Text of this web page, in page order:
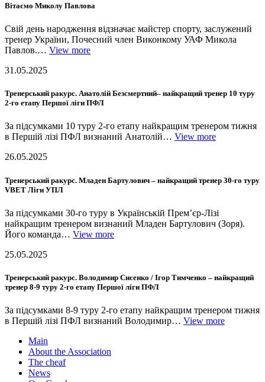
Вітаємо Миколу Павлова
Свій день народження відзначає майстер спорту, заслужений
тренер України, Почесний член Виконкому УАФ Микола
Павлов.… View more
31.05.2025
Тренерський ракурс. Анатолій Безсмертний– найкращий тренер 10 туру
2-го етапу Першої ліги ПФЛ
За підсумками 10 туру 2-го етапу найкращим тренером тижня
в Першій лізі ПФЛ визнаний Анатолій… View more
26.05.2025
Тренерський ракурс. Младен Бартулович – найкращий тренер 30-го туру
VBET Ліги УПЛ
За підсумками 30-го туру в Українській Прем’єр-Лізі
найкращим тренером визнаний Младен Бартулович (Зоря).
Його команда… View more
25.05.2025
Тренерський ракурс. Володимир Сисенко / Ігор Тимченко – найкращий
тренер 8-9 туру 2-го етапу Першої ліги ПФЛ
За підсумками 8-9 туру 2-го етапу найкращим тренером тижня
в Першій лізі ПФЛ визнаний Володимир… View more
Main
About the Association
The cheaf
News